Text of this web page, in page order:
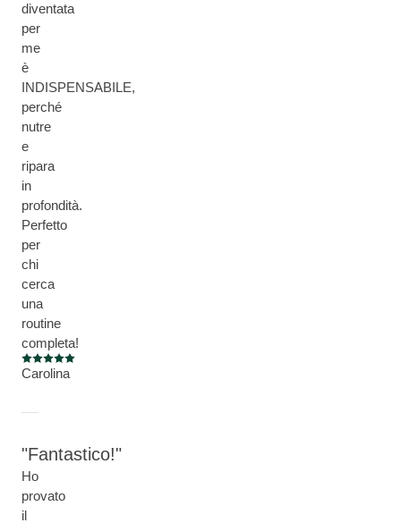
diventata
per
me
è
INDISPENSABILE,
perché
nutre
e
ripara
in
profondità.
Perfetto
per
chi
cerca
una
routine
completa!
Valutazione attuale: 5 su 5 stelle
Carolina
Fantastico!
Ho
provato
il